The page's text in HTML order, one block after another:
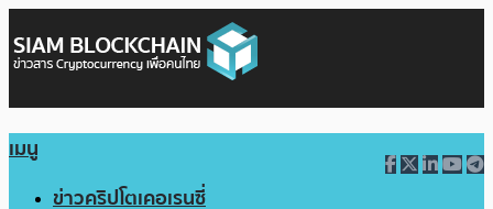
เมนู
ข่าวคริปโตเคอเรนซี่